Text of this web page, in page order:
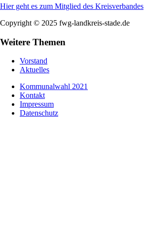
Hier geht es zum Mitglied des Kreisverbandes
Copyright © 2025 fwg-landkreis-stade.de
Weitere Themen
Vorstand
Aktuelles
Kommunalwahl 2021
Kontakt
Impressum
Datenschutz